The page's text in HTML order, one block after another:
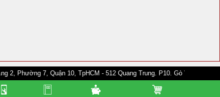
7, Quận 10, TpHCM - 512 Quang Trung. P10. Gò Vấp - 528A Trường